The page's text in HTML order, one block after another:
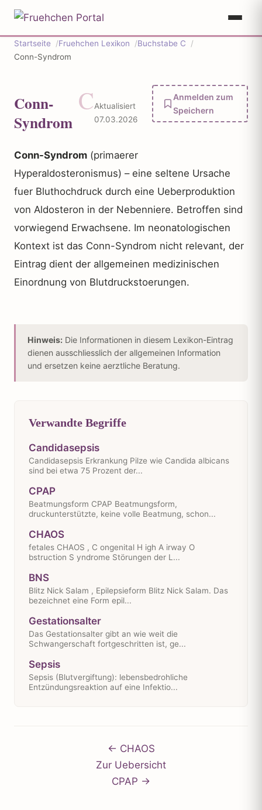
Startseite Fruehchen Lexikon
Buchstabe C
Conn-Syndrom
Conn-
Syndrom
CAktualisiert
07.03.2026
Anmelden zum
Speichern
Conn-Syndrom (primaerer
Hyperaldosteronismus) – eine seltene Ursache
fuer Bluthochdruck durch eine Ueberproduktion
von Aldosteron in der Nebenniere. Betroffen sind
vorwiegend Erwachsene. Im neonatologischen
Kontext ist das Conn-Syndrom nicht relevant, der
Eintrag dient der allgemeinen medizinischen
Einordnung von Blutdruckstoerungen.
Hinweis: Die Informationen in diesem Lexikon-Eintrag
dienen ausschliesslich der allgemeinen Information
und ersetzen keine aerztliche Beratung.
Verwandte Begriffe
Candidasepsis
Candidasepsis Erkrankung Pilze wie Candida albicans
sind bei etwa 75 Prozent der...
CPAP
Beatmungsform CPAP Beatmungsform,
druckunterstützte, keine volle Beatmung, schon...
CHAOS
fetales CHAOS , C ongenital H igh A irway O
bstruction S yndrome Störungen der L...
BNS
Blitz Nick Salam , Epilepsieform Blitz Nick Salam. Das
bezeichnet eine Form epil...
Gestationsalter
Das Gestationsalter gibt an wie weit die
Schwangerschaft fortgeschritten ist, ge...
Sepsis
Sepsis (Blutvergiftung): lebensbedrohliche
Entzündungsreaktion auf eine Infektio...
← CHAOS
Zur Uebersicht
CPAP →